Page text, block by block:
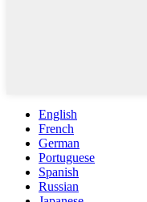
English
French
German
Portuguese
Spanish
Russian